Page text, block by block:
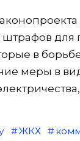
для
в
меры в
ЖКХ